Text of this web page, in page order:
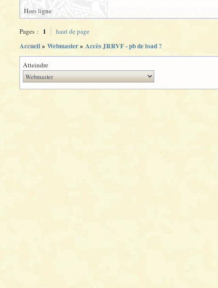
Hors ligne
Pages : 1 haut de page
Accueil» Webmaster» Accès JRRVF - pb de load ?
Atteindre